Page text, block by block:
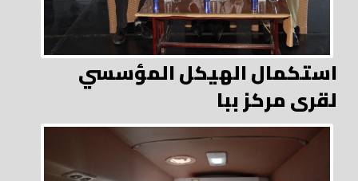
استكمال الهيكل المؤسسي
لقرى مركز ببا